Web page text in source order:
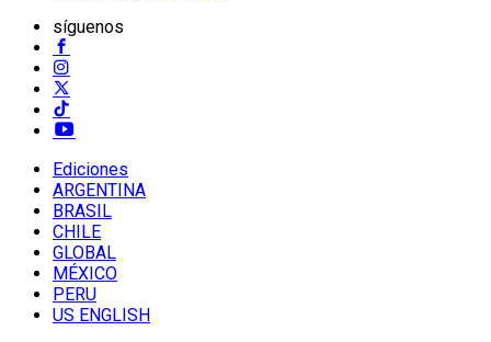
síguenos
Ediciones
ARGENTINA
BRASIL
CHILE
GLOBAL
MÉXICO
PERU
US ENGLISH